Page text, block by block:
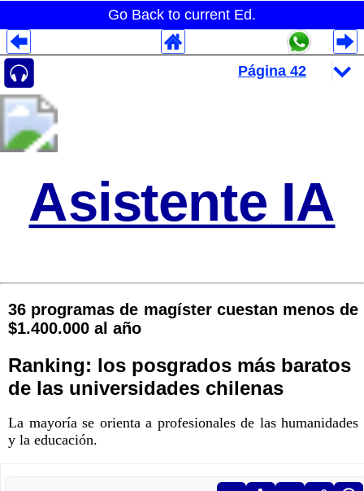
Go Back to current Ed.
Asistente IA
36 programas de magíster cuestan menos de
$1.400.000 al año
Ranking: los posgrados más baratos
de las universidades chilenas
La mayoría se orienta a profesionales de las humanidades
y la educación.
Despliegues Analytics
Despliegues Totales
Despliegues por Rubros